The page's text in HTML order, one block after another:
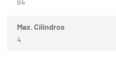
Max. Cilindros
4